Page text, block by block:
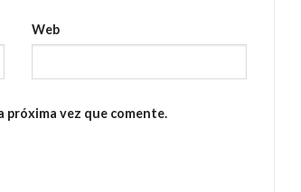
Web
próxima vez que comente.